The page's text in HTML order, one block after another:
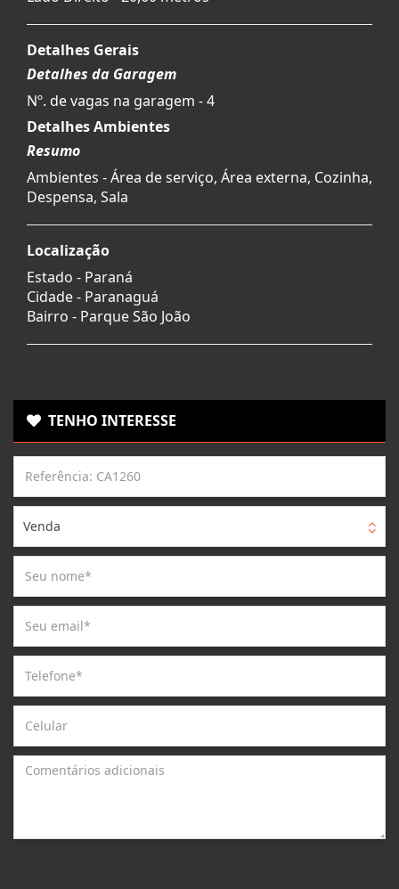
Detalhes Gerais
Detalhes da Garagem
Nº. de vagas na garagem - 4
Detalhes Ambientes
Resumo
Ambientes - Área de serviço, Área externa, Cozinha,
Despensa, Sala
Localização
Estado - Paraná
Cidade - Paranaguá
Bairro - Parque São João
TENHO INTERESSE
Venda